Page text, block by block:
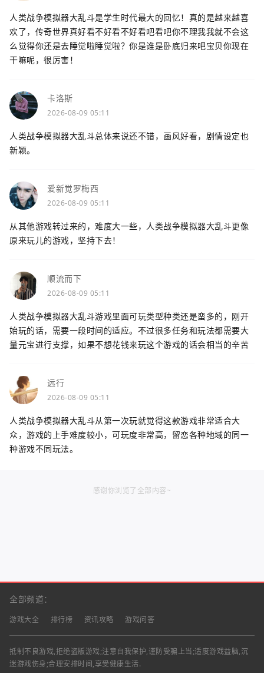
人类战争模拟器大乱斗是学生时代最大的回忆！真的是越来越喜
欢了，传奇世界真好看不好看不好看吧看吧你不理我我就不会这
么觉得你还是去睡觉啦睡觉啦？你是谁是卧底归来吧宝贝你现在
干嘛呢，很厉害！
卡洛斯
2026-08-09 05:11
人类战争模拟器大乱斗总体来说还不错，画风好看，剧情设定也
新颖。
爱新觉罗梅西
2026-08-09 05:11
从其他游戏转过来的，难度大一些，人类战争模拟器大乱斗更像
原来玩儿的游戏，坚持下去！
顺流而下
2026-08-09 05:11
人类战争模拟器大乱斗游戏里面可玩类型种类还是蛮多的，刚开
始玩的话，需要一段时间的适应。不过很多任务和玩法都需要大
量元宝进行支撑，如果不想花钱来玩这个游戏的话会相当的辛苦
远行
2026-08-09 05:11
人类战争模拟器大乱斗从第一次玩就觉得这款游戏非常适合大
众，游戏的上手难度较小，可玩度非常高，留恋各种地域的同一
种游戏不同玩法。
感谢你浏览了全部内容~
全部频道：
游戏大全 排行榜 资讯攻略 游戏问答
抵制不良游戏,拒绝盗版游戏;注意自我保护,谨防受骗上当;适度游戏益脑,沉
迷游戏伤身;合理安排时间,享受健康生活.